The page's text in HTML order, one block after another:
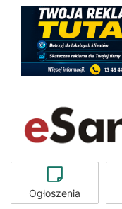
Ogłoszenia